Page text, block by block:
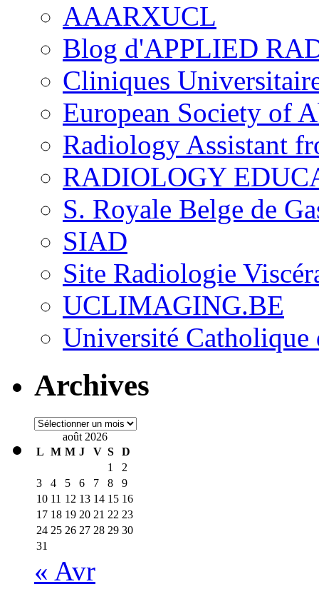
AAARXUCL
Blog d'APPLIED
Cliniques
European Society of
Radiology Assistant
RADIOLOGY
S. Royale Belge de
SIAD
Site Radiologie
UCLIMAGING.BE
Université Catholique
Archives
Archives
août 2026
L M M J V S
D
1
2
3
4 5 6 7 8
9
10 11 12 13 14 15 16
17 18 19 20 21 22 23
24 25 26 27 28 29 30
31
« Avr